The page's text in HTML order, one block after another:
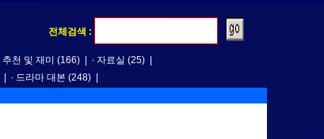
전체검색 :
추천 및 재미 (166) 자료실 (25)
드라마 대본 (248)